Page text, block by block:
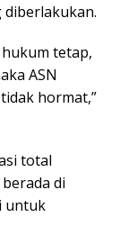
diberlakukan.
tetap,
ASN
hormat,”
total
di
untuk